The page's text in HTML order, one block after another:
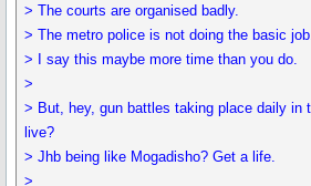
> The courts are organised badly.
> The metro police is not doing the basic
> I say this maybe more time than you do.
>
> But, hey, gun battles taking place daily in
live?
> Jhb being like Mogadisho? Get a life.
>